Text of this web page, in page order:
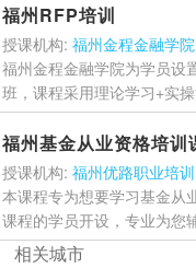
解，帮助考生全面有效掌握
员顺利考书。...[详情]
福州RFP培训
授课机构: 福州金程金融学院
福州金程金融学院为学员设
班，课程采用理论学习+实
练，现场模拟价值型、稳健
型客户制定资产配置方案，
比，提升学员的专业知识，
福州基金从业资格培训
授课机构: 福州优路职业培训
本课程专为想要学习基金从
课程的学员开设，专业为您
全面，为学员梳理课程大纲
相关城市